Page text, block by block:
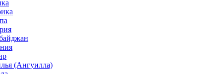
(Ангуилла)